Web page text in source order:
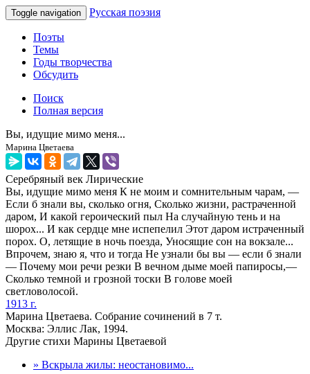
Toggle navigation Русская поэзия
Поэты
Темы
Годы творчества
Обсудить
Поиск
Полная версия
Вы, идущие мимо меня...
Марина Цветаева
Серебряный век Лирические
Вы, идущие мимо меня К не моим и сомнительным чарам, —
Если б знали вы, сколько огня, Сколько жизни, растраченной
даром, И какой героический пыл На случайную тень и на
шорох... И как сердце мне испепелил Этот даром истраченный
порох. О, летящие в ночь поезда, Уносящие сон на вокзале...
Впрочем, знаю я, что и тогда Не узнали бы вы — если б знали
— Почему мои речи резки В вечном дыме моей папиросы,—
Сколько темной и грозной тоски В голове моей
светловолосой.
1913 г.
Марина Цветаева. Собрание сочинений в 7 т.
Москва: Эллис Лак, 1994.
Другие стихи Марины Цветаевой
» Вскрыла жилы: неостановимо...